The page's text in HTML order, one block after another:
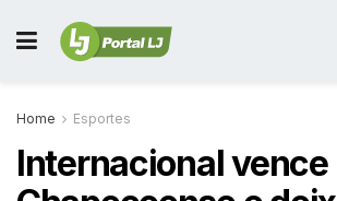
Home Esportes
Internacional vence